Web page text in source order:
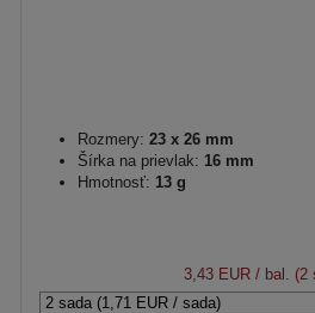
Rozmery: 23 x 26 mm
Šírka na prievlak: 16 mm
Hmotnosť: 13 g
3,43 EUR / bal. (2